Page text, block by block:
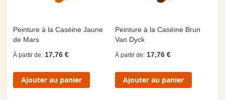
Peinture à la Caséine Jaune
de Mars
À partir de 17,76 €
Ajouter au panier
Peinture à la Caséine Brun
Van Dyck
À partir de 17,76 €
Ajouter au panier